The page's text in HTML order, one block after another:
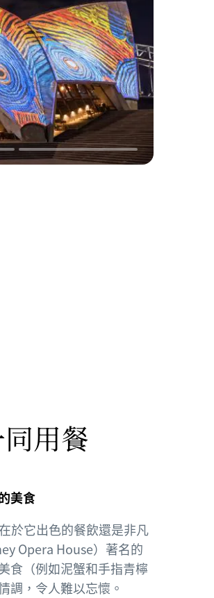
用餐
美食
於它出色的餐飲還是非凡
Opera House）著名的
食（例如泥蟹和手指青檸
調，令人難以忘懷。